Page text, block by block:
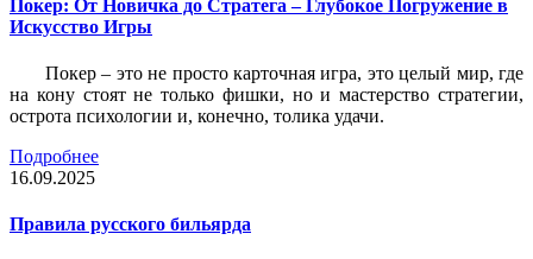
Покер: От Новичка до Стратега – Глубокое Погружение в
Искусство Игры
Покер – это не просто карточная игра, это целый мир, где
на кону стоят не только фишки, но и мастерство стратегии,
острота психологии и, конечно, толика удачи.
Подробнее
16.09.2025
Правила русского бильярда